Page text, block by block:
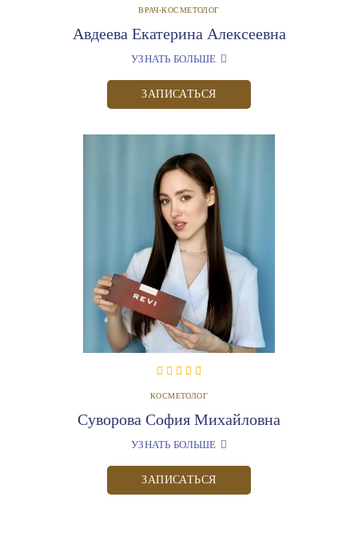
ВРАЧ-КОСМЕТОЛОГ
Авдеева Екатерина Алексеевна
УЗНАТЬ БОЛЬШЕ
ЗАПИСАТЬСЯ
КОСМЕТОЛОГ
Суворова София Михайловна
УЗНАТЬ БОЛЬШЕ
ЗАПИСАТЬСЯ